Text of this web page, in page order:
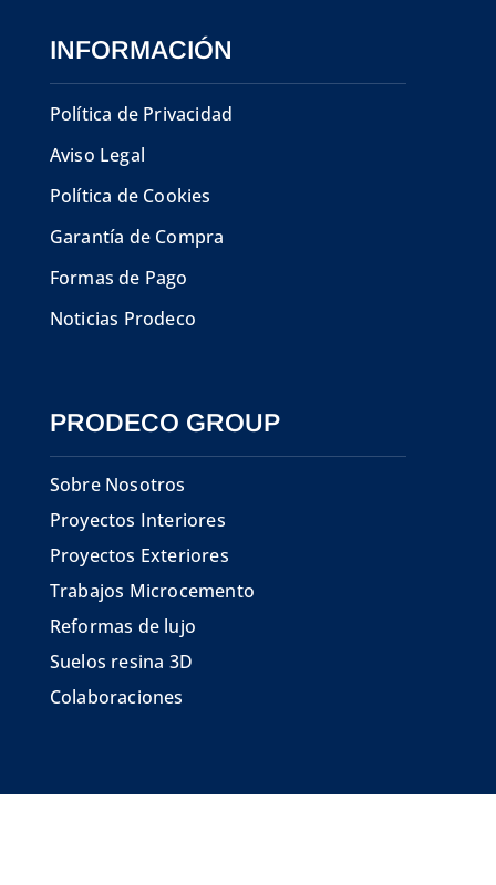
INFORMACIÓN
Política de Privacidad
Aviso Legal
Política de Cookies
Garantía de Compra
Formas de Pago
Noticias Prodeco
PRODECO GROUP
Sobre Nosotros
Proyectos Interiores
Proyectos Exteriores
Trabajos Microcemento
Reformas de lujo
Suelos resina 3D
Colaboraciones